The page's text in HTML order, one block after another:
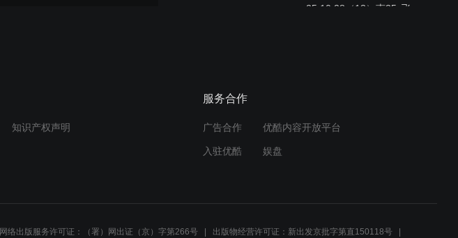
25.10.28（13）南35v飞
知识产权声明
服务合作
广告合作 优酷内容开放平台
入驻优酷 娱盘
网络出版服务许可证：（署）网出证（京）字第266号 出版物经营许可证：新出发京批字第直150118号